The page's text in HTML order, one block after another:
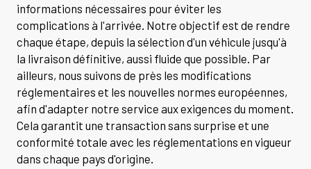
informations nécessaires pour éviter les
complications à l'arrivée. Notre objectif est de rendre
chaque étape, depuis la sélection d'un véhicule jusqu'à
la livraison définitive, aussi fluide que possible. Par
ailleurs, nous suivons de près les modifications
réglementaires et les nouvelles normes européennes,
afin d'adapter notre service aux exigences du moment.
Cela garantit une transaction sans surprise et une
conformité totale avec les réglementations en vigueur
dans chaque pays d'origine.